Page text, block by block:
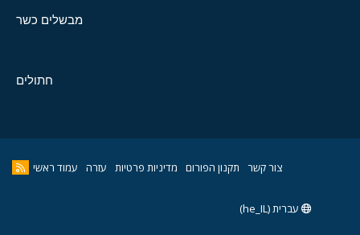
מבשלים כשר
חתולים
צור קשר תקנון הפורום מדיניות פרטיות עזרה עמוד ראשי
עברית (he_IL)